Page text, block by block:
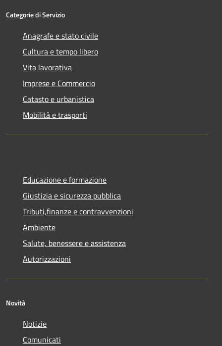
Categorie di Servizio
Anagrafe e stato civile
Cultura e tempo libero
Vita lavorativa
Imprese e Commercio
Catasto e urbanistica
Mobilità e trasporti
Educazione e formazione
Giustizia e sicurezza pubblica
Tributi,finanze e contravvenzioni
Ambiente
Salute, benessere e assistenza
Autorizzazioni
Novità
Notizie
Comunicati